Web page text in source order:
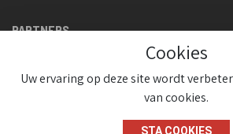
PARTNERS
Cookies
Uw ervaring op deze site wordt
van cookies.
STA COOKIES